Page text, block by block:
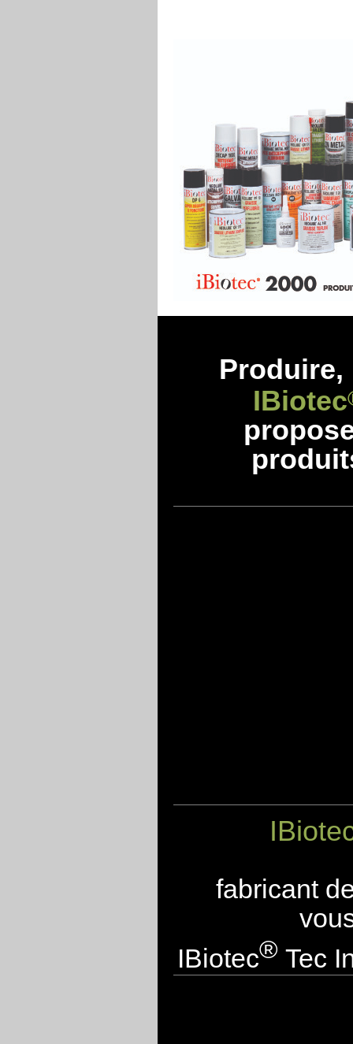
IBiotec
fabricant
IBiotec® Tec